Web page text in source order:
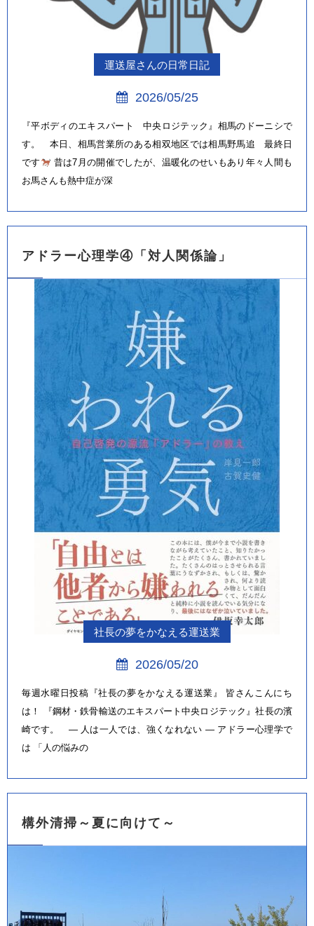
運送屋さんの日常日記
2026/05/25
『平ボディのエキスパート 中央ロジテック』相馬のドーニシで
す。 本日、相馬営業所のある相双地区では相馬野馬追 最終日
です
昔は7月の開催でしたが、温暖化のせいもあり年々人間も
お馬さんも熱中症が深
アドラー心理学④「対人関係論」
社長の夢をかなえる運送業
2026/05/20
毎週水曜日投稿『社長の夢をかなえる運送業』 皆さんこんにち
は！ 『鋼材・鉄骨輸送のエキスパート中央ロジテック』社長の濱
崎です。 ― 人は一人では、強くなれない ― アドラー心理学で
は 「人の悩みの
構外清掃～夏に向けて～